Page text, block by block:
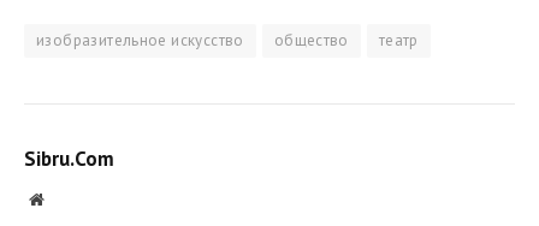
изобразительное искусство общество театр
Sibru.Com
Website